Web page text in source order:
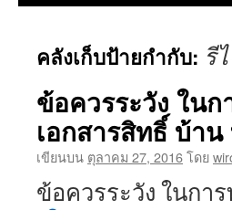
คลังเก็บป้ายกำกับ: รี
ข้อควรระวัง ใน
เอกสารสิทธิ์ บ้า
เขียนบน ตุลาคม 27, 2016โดย
ข้อควรระวัง ในก